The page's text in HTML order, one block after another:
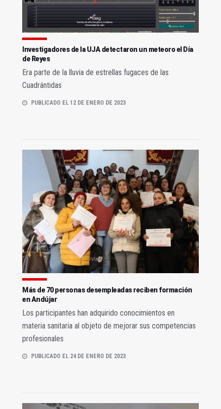
Investigadores de la UJA detectaron un meteoro el Día
de Reyes
Era parte de la lluvia de estrellas fugaces de las
Cuadrántidas
PUBLICADO EL 12 DE ENERO DE 2023
Más de 70 personas desempleadas reciben formación
en Andújar
Los participantes han adquirido conocimientos en
materia sanitaria al objeto de mejorar sus competencias
profesionales
PUBLICADO EL 24 DE ENERO DE 2023